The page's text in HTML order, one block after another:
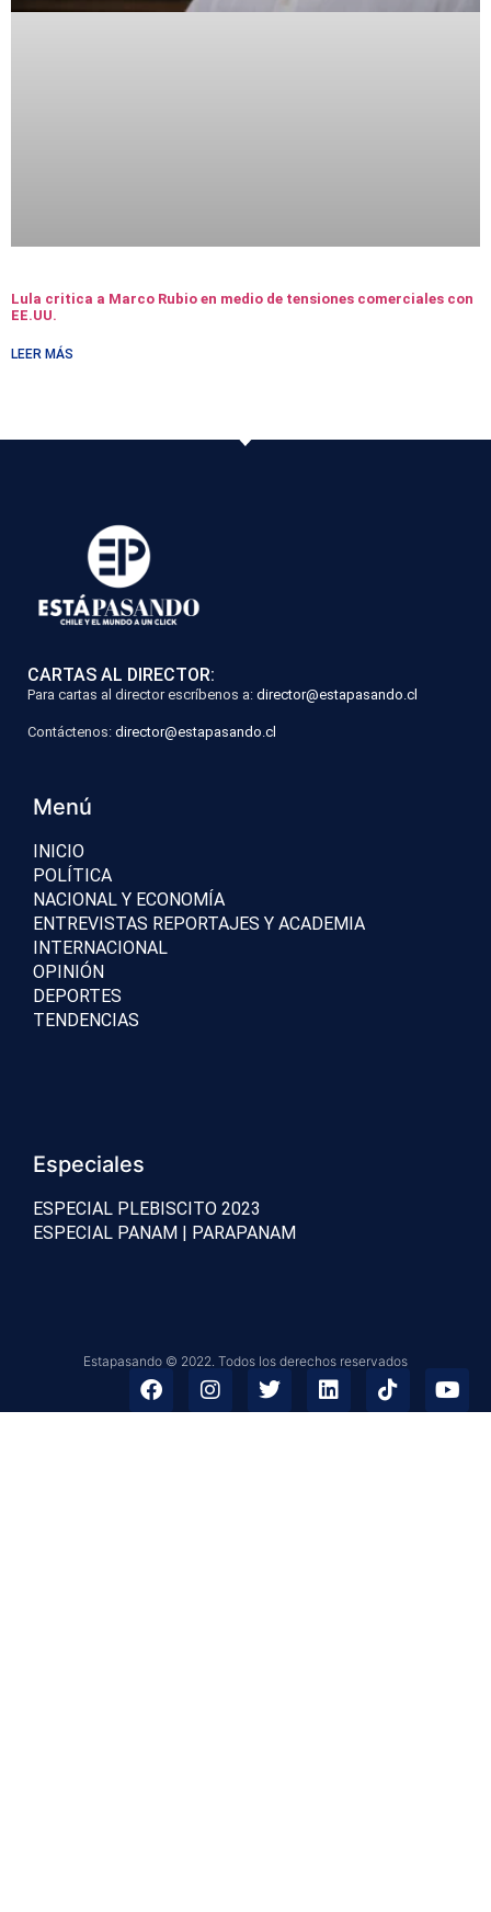
Lula critica a Marco Rubio en medio de tensiones comerciales con
EE.UU.
LEER MÁS
CARTAS AL DIRECTOR:
Para cartas al director escríbenos a: director@estapasando.cl
Contáctenos: director@estapasando.cl
Menú
INICIO
POLÍTICA
NACIONAL Y ECONOMÍA
ENTREVISTAS REPORTAJES Y ACADEMIA
INTERNACIONAL
OPINIÓN
DEPORTES
TENDENCIAS
Especiales
ESPECIAL PLEBISCITO 2023
ESPECIAL PANAM | PARAPANAM
Estapasando © 2022. Todos los derechos reservados